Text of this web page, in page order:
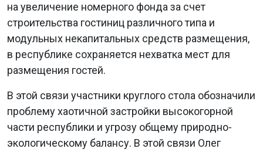
на увеличение номерного фонда за счет
строительства гостиниц различного типа и
модульных некапитальных средств размещения,
в республике сохраняется нехватка мест для
размещения гостей.
В этой связи участники круглого стола обозначили
проблему хаотичной застройки высокогорной
части республики и угрозу общему природно-
экологическому балансу. В этой связи Олег